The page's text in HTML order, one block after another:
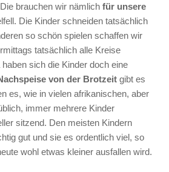
Die brauchen wir nämlich für unsere
Die Kinder schneiden tatsächlich
so schön spielen schaffen wir
tatsächlich alle Kreise
sich die Kinder doch eine
von der Brotzeit gibt es
es, wie in vielen afrikanischen, aber
immer mehrere Kinder
sitzend. Den meisten Kindern
gut und sie es ordentlich viel, so
wohl etwas kleiner ausfallen wird.